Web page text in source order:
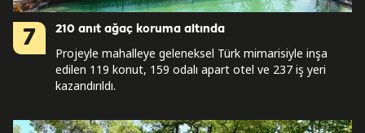
7 210 anıt ağaç koruma altında
Projeyle mahalleye geleneksel Türk mimarisiyle inşa
edilen 119 konut, 159 odalı apart otel ve 237 iş yeri
kazandırıldı.